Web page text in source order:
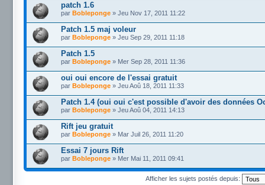
patch 1.6
par Bobleponge » Jeu Nov 17, 2011 11:22
Patch 1.5 maj voleur
par Bobleponge » Jeu Sep 29, 2011 11:18
Patch 1.5
par Bobleponge » Mer Sep 28, 2011 11:36
oui oui encore de l'essai gratuit
par Bobleponge » Jeu Aoû 18, 2011 11:33
Patch 1.4 (oui oui c'est possible d'avoir des données
par Bobleponge » Jeu Aoû 04, 2011 14:13
Rift jeu gratuit
par Bobleponge » Mar Juil 26, 2011 11:20
Essai 7 jours Rift
par Bobleponge » Mer Mai 11, 2011 09:41
Afficher les sujets postés depuis: